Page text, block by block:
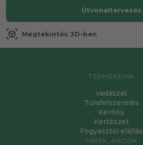
Útvonaltervezés
view_in_ar Megtekintés 3D-ben
TERMÉKEINK
Vadászat
Túrafelszerelés
Kerítés
Kertészet
Fogyasztói elállás
HÍREK, AKCIÓK